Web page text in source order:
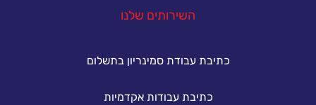
השירותים שלנו
כתיבת עבודת סמינריון בתשלום
כתיבת עבודות אקדמיות